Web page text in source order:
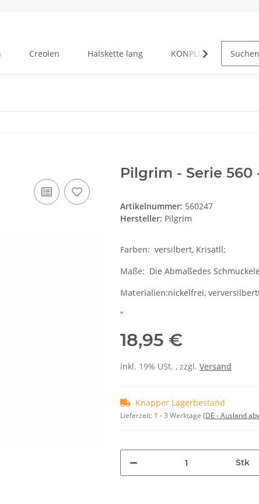
Creolen Halskette lang KONPLOTT Serien
Pilgrim - Serie 560
Artikelnummer: 560247
Hersteller: Pilgrim
Farben: versilbert, Krisatll;
Maße: Die Abmaßedes
Materialien:nickelfrei,
"
18,95 €
inkl. 19% USt. , zzgl. Versand
Knapper Lagerbestand
Lieferzeit: 1 - 3 Werktage (DE - Ausland
Stk